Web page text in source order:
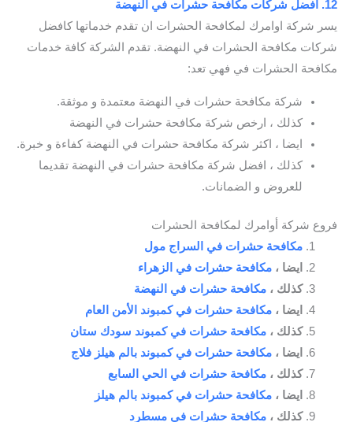
12. افضل شركات مكافحة حشرات في النهضة
يسر شركة اوامرك لمكافحة الحشرات ان تقدم خدماتها كافضل
شركات مكافحة الحشرات في النهضة. تقدم الشركة كافة خدمات
مكافحة الحشرات في فهي تعد:
شركة مكافحة حشرات في النهضة معتمدة و موثقة.
كذلك ، ارخص شركة مكافحة حشرات في النهضة
ايضا ، اكثر شركة مكافحة حشرات في النهضة كفاءة و خبرة.
كذلك ، افضل شركة مكافحة حشرات في النهضة تقديما
للعروض و الضمانات.
فروع شركة أوامرك لمكافحة الحشرات
مكافحة حشرات في السراج مول
ايضا ، مكافحة حشرات في الزهراء
كذلك ، مكافحة حشرات في النهضة
ايضا ، مكافحة حشرات في كمبوند الأمن العام
كذلك ، مكافحة حشرات في كمبوند سودك ستان
ايضا ، مكافحة حشرات في كمبوند بالم هيلز فلاج
كذلك ، مكافحة حشرات في الحي السابع
ايضا ، مكافحة حشرات في كمبوند بالم هيلز
كذلك ، مكافحة حشرات في مسطرد